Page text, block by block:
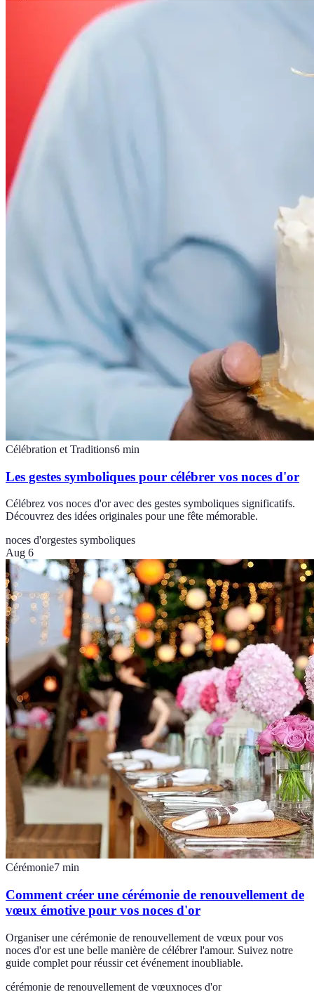
Célébration et Traditions6 min
Les gestes symboliques pour célébrer vos noces d'or
Célébrez vos noces d'or avec des gestes symboliques significatifs.
Découvrez des idées originales pour une fête mémorable.
noces d'orgestes symboliques
Aug 6
Cérémonie7 min
Comment créer une cérémonie de renouvellement de
vœux émotive pour vos noces d'or
Organiser une cérémonie de renouvellement de vœux pour vos
noces d'or est une belle manière de célébrer l'amour. Suivez notre
guide complet pour réussir cet événement inoubliable.
cérémonie de renouvellement de vœuxnoces d'or